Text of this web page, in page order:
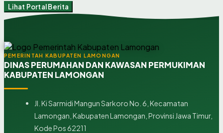
Lihat Portal Berita
PEMERINTAH KABUPATEN LAMONGAN
DINAS PERUMAHAN DAN KAWASAN PERMUKIMAN
KABUPATEN LAMONGAN
Jl. Ki Sarmidi Mangun Sarkoro No. 6, Kecamatan
Lamongan, Kabupaten Lamongan, Provinsi Jawa Timur,
Kode Pos 62211